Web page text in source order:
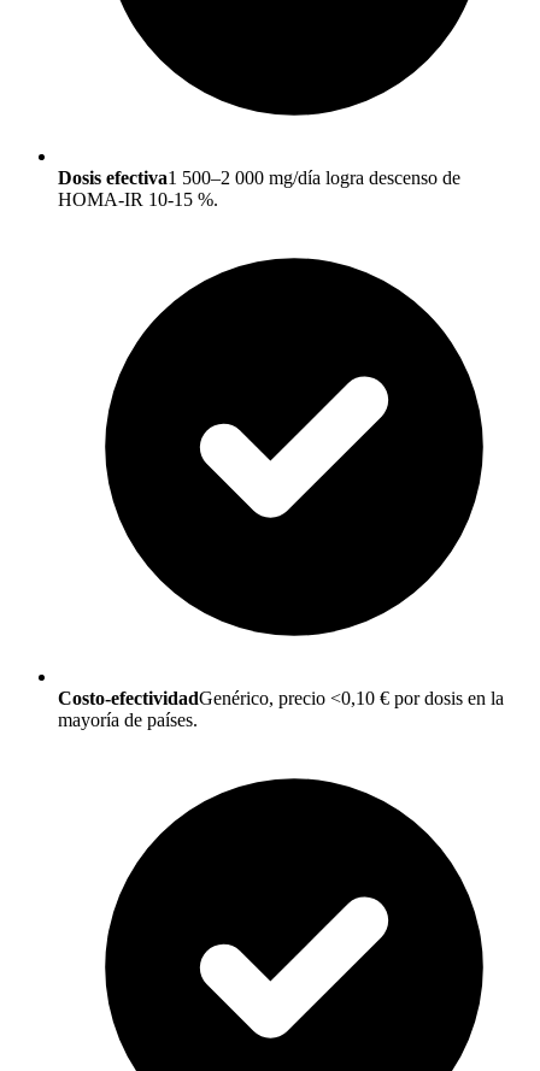
Dosis efectiva1 500–2 000 mg/día logra descenso de
HOMA-IR 10-15 %.
Costo-efectividadGenérico, precio <0,10 € por dosis en la
mayoría de países.